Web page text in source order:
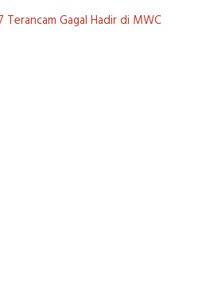
Terancam Gagal Hadir di MWC